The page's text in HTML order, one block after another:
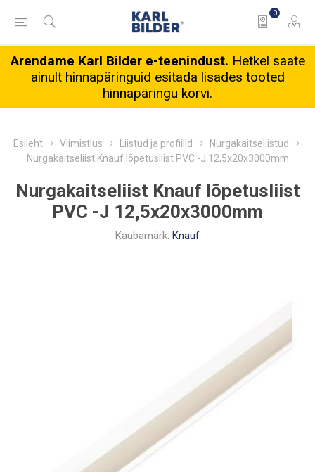
0
Arendame Karl Bilder e-teenindust. Hetkel saate
ainult hinnapäringuid esitada lisades tooted
hinnapäringu korvi.
Esileht Viimistlus Liistud ja profiilid
Nurgakaitseliistud
Nurgakaitseliist Knauf lõpetusliist PVC -J 12,5x20x3000mm
Nurgakaitseliist Knauf lõpetusliist
PVC -J 12,5x20x3000mm
Kaubamärk: Knauf